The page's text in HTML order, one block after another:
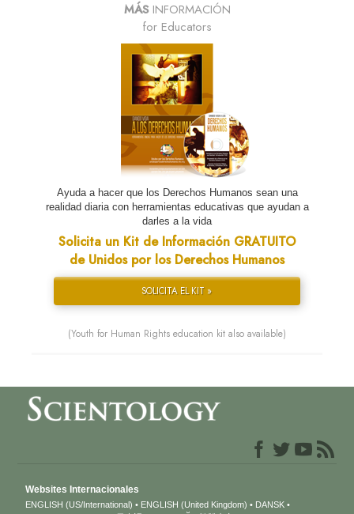
MÁSINFORMACIÓN
for Educators
Ayuda a hacer que los Derechos Humanos sean una
realidad diaria con herramientas educativas que ayudan a
darles a la vida
Solicita un Kit de Información GRATUITO
de Unidos por los Derechos Humanos
SOLICITA EL KIT »
(Youth for Human Rights education kit also available)
Websites Internacionales
ENGLISH (US/International) ENGLISH (United Kingdom)
DANSK